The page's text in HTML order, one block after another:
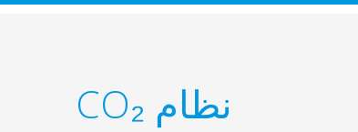
نظام CO₂